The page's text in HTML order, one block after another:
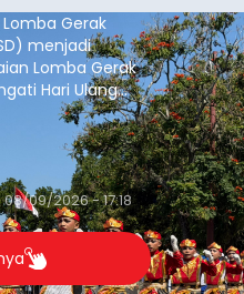
Lomba Gerak
menjadi
Lomba Gerak
Hari Ulang
Republik
Gianyar.
08/09/2026 - 17:18